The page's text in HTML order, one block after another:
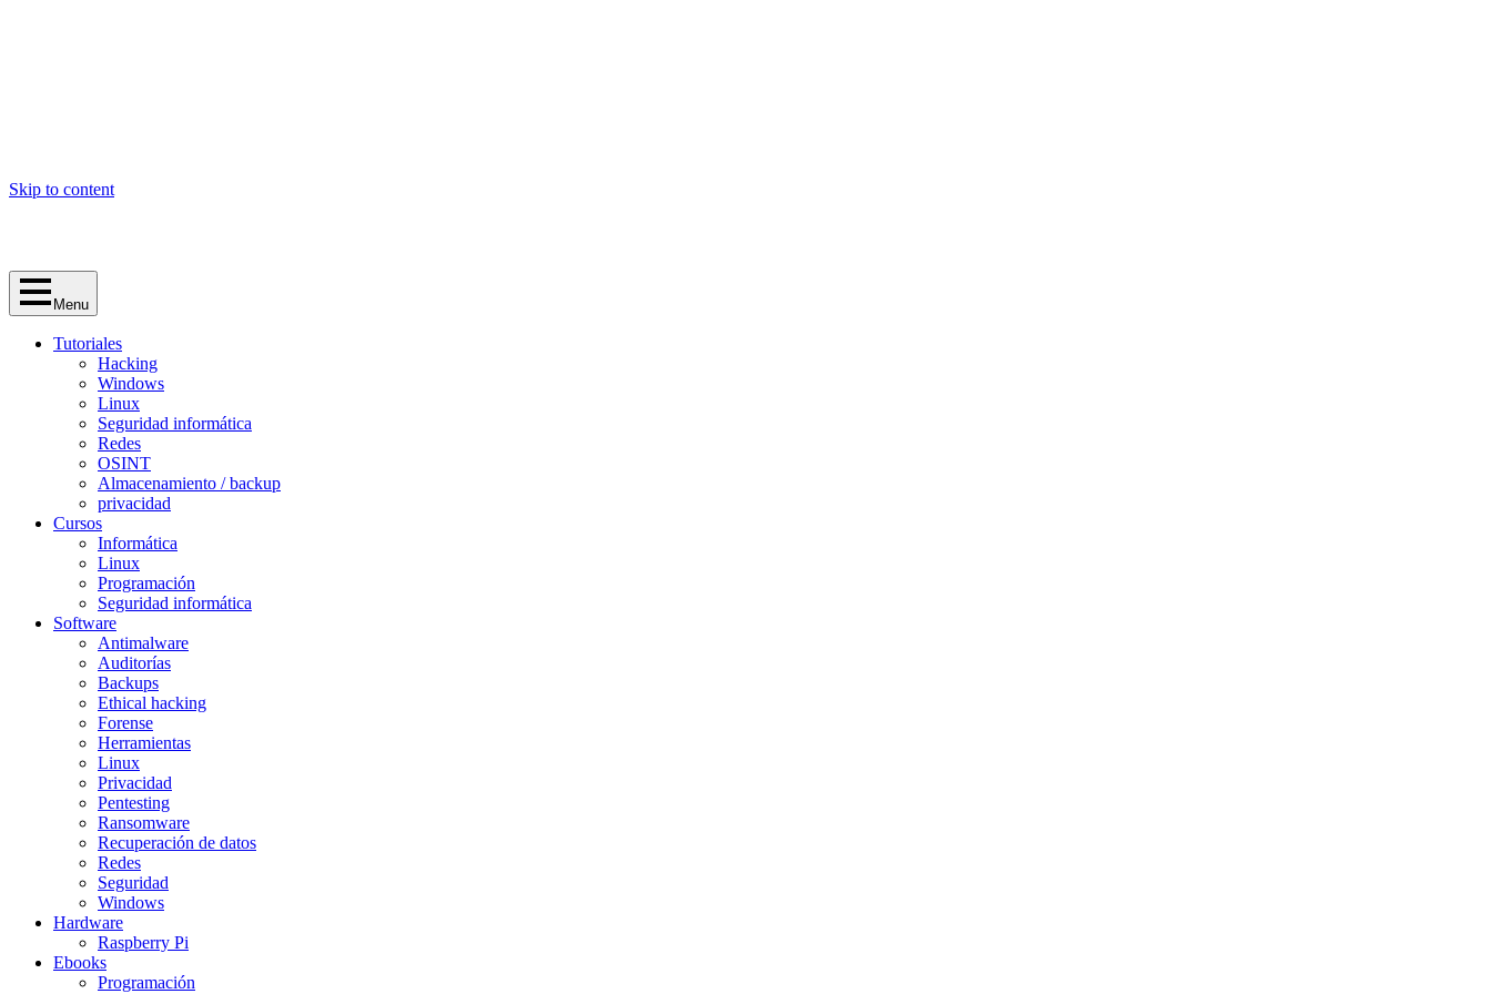
Skip to content
Menu
Tutoriales
Hacking
Windows
Linux
Seguridad informática
Redes
OSINT
Almacenamiento / backup
privacidad
Cursos
Informática
Linux
Programación
Seguridad informática
Software
Antimalware
Auditorías
Backups
Ethical hacking
Forense
Herramientas
Linux
Privacidad
Pentesting
Ransomware
Recuperación de datos
Redes
Seguridad
Windows
Hardware
Raspberry Pi
Ebooks
Programación